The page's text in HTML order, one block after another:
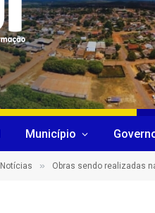
Município
Notícias » Obras sendo realizadas